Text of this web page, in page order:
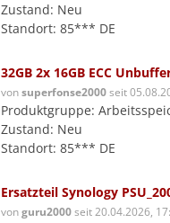
Zustand: Neu
Standort: 85*** DE
32GB 2x 16GB ECC
vonsuperfonse2000seit
Produktgruppe:
Zustand: Neu
Standort: 85*** DE
Ersatzteil Synology
vonguru2000seit 20.04.2026,